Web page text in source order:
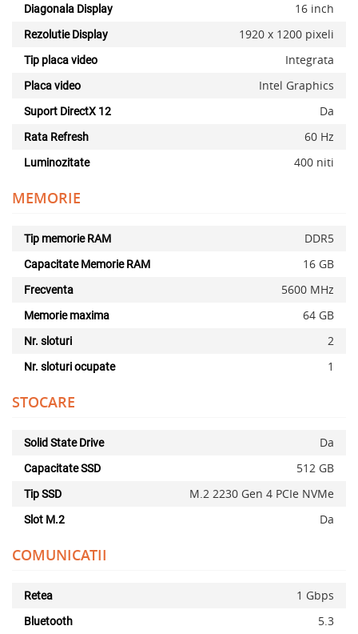
Diagonala Display 16 inch
Rezolutie Display 1920 x 1200 pixeli
Tip placa video Integrata
Placa video Intel Graphics
Suport DirectX 12 Da
Rata Refresh 60 Hz
Luminozitate 400 niti
MEMORIE
Tip memorie RAM DDR5
Capacitate Memorie RAM 16 GB
Frecventa 5600 MHz
Memorie maxima 64 GB
Nr. sloturi 2
Nr. sloturi ocupate 1
STOCARE
Solid State Drive Da
Capacitate SSD 512 GB
Tip SSD M.2 2230 Gen 4 PCIe NVMe
Slot M.2 Da
COMUNICATII
Retea 1 Gbps
Bluetooth 5.3